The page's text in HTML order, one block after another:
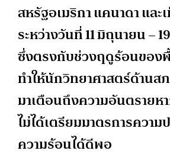
สหรัฐอเมริกา แคนาดา และ
ระหว่างวันที่ 11 มิถุนายน –
ซึ่งตรงกับช่วงฤดูร้อนของ
ทำให้นักวิทยาศาสตร์ด้านส
มาเตือนถึงความอันตรายหา
ไม่ได้เตรียมมาตรการควา
ความร้อนได้ดีพอ